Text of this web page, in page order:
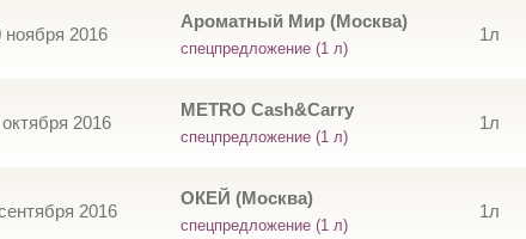
ноября 2016
Ароматный Мир (Москва)
спецпредложение (1 л)
1л
2016
METRO Cash&Carry
спецпредложение (1 л)
1л
2016
ОКЕЙ (Москва)
спецпредложение (1 л)
1л